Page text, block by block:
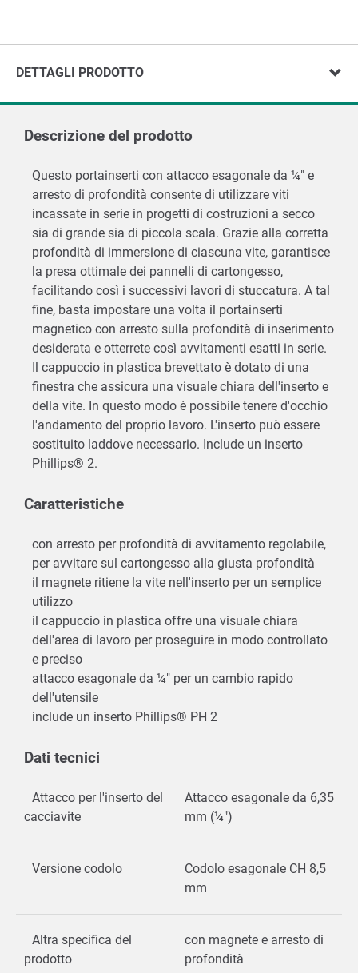
DETTAGLI PRODOTTO
Descrizione del prodotto
Questo portainserti con attacco esagonale da ¼" e
arresto di profondità consente di utilizzare viti
incassate in serie in progetti di costruzioni a secco
sia di grande sia di piccola scala. Grazie alla corretta
profondità di immersione di ciascuna vite, garantisce
la presa ottimale dei pannelli di cartongesso,
facilitando così i successivi lavori di stuccatura. A tal
fine, basta impostare una volta il portainserti
magnetico con arresto sulla profondità di inserimento
desiderata e otterrete così avvitamenti esatti in serie.
Il cappuccio in plastica brevettato è dotato di una
finestra che assicura una visuale chiara dell'inserto e
della vite. In questo modo è possibile tenere d'occhio
l'andamento del proprio lavoro. L'inserto può essere
sostituito laddove necessario. Include un inserto
Phillips® 2.
Caratteristiche
con arresto per profondità di avvitamento regolabile,
per avvitare sul cartongesso alla giusta profondità
il magnete ritiene la vite nell'inserto per un semplice
utilizzo
il cappuccio in plastica offre una visuale chiara
dell'area di lavoro per proseguire in modo controllato
e preciso
attacco esagonale da ¼″ per un cambio rapido
dell'utensile
include un inserto Phillips® PH 2
Dati tecnici
Attacco per l'inserto del
cacciavite
Attacco esagonale da 6,35
mm (¼")
Versione codolo
Codolo esagonale CH 8,5
mm
Altra specifica del
prodotto
con magnete e arresto di
profondità